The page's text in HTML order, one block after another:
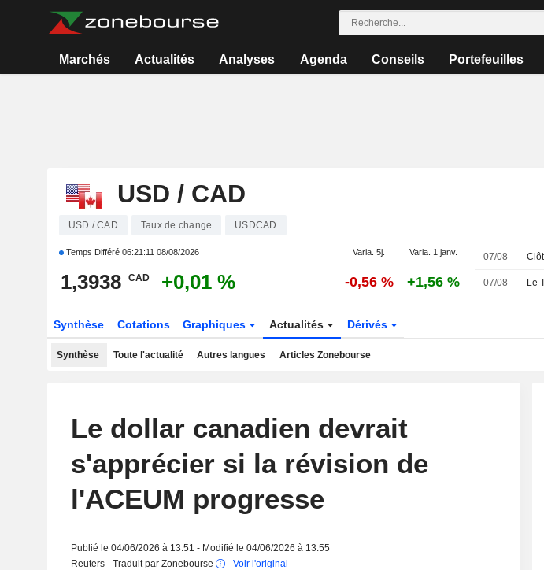
Marchés Actualités Analyses Agenda Conseils Portefeuilles
USD / CAD
USD / CAD Taux de change USDCAD
Temps Différé 06:21:11 08/08/2026 Varia. 5j. Varia. 1 janv.
1,3938 CAD +0,01 % -0,56 % +1,56 %
07/08
07/08
Synthèse Cotations Graphiques Actualités Dérivés
Synthèse Toute l'actualité Autres langues Articles Zonebourse
Le dollar canadien devrait
s'apprécier si la révision de
l'ACEUM progresse
Publié le 04/06/2026 à 13:51 - Modifié le 04/06/2026 à 13:55
Reuters - Traduit par Zonebourse
- Voir l'original